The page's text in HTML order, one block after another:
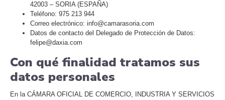
42003 – SORIA (ESPAÑA)
Teléfono: 975 213 944
Correo electrónico: info@camarasoria.com
Datos de contacto del Delegado de Protección de Datos:
felipe@daxia.com
Con qué finalidad tratamos sus
datos personales
En la CÁMARA OFICIAL DE COMERCIO, INDUSTRIA Y SERVICIOS